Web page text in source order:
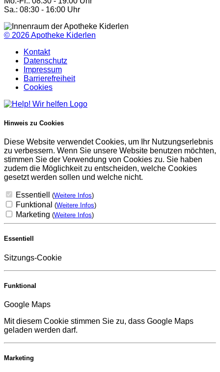
Sa.: 08:30 - 16:00 Uhr
© 2026Apotheke Kiderlen
Kontakt
Datenschutz
Impressum
Barrierefreiheit
Cookies
Hinweis zu Cookies
Diese Website verwendet Cookies, um Ihr Nutzungserlebnis
zu verbessern. Wenn Sie unsere Website benutzen möchten,
stimmen Sie der Verwendung von Cookies zu. Sie haben
zudem die Möglichkeit zu entscheiden, welche Cookies
gesetzt werden sollen und welche nicht.
Essentiell (Weitere Infos)
Funktional (Weitere Infos)
Marketing (Weitere Infos)
Essentiell
Sitzungs-Cookie
Funktional
Google Maps
Mit diesem Cookie stimmen Sie zu, dass Google Maps
geladen werden darf.
Marketing